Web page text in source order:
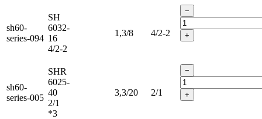
sh60-
series-094
SH
6032-
16
4/2-2
1,3/8 4/2-2
−
+
sh60-
series-005
SHR
6025-
40
2/1
*3
3,3/20 2/1
−
+